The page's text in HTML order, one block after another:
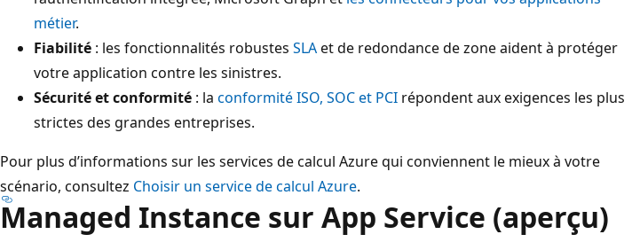
métier.
Fiabilité : les fonctionnalités robustes SLAet de redondance de zone aident à protéger
votre application contre les sinistres.
Sécurité et conformité : la conformité ISO, SOC et PCI répondent aux exigences les plus
strictes des grandes entreprises.
Pour plus d’informations sur les services de calcul Azure qui conviennent le mieux à votre
scénario, consultez Choisir un service de calcul Azure.
Managed Instance sur App Service (aperçu)